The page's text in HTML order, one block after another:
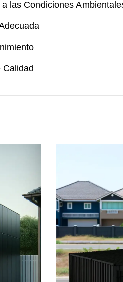
las Condiciones
Calidad